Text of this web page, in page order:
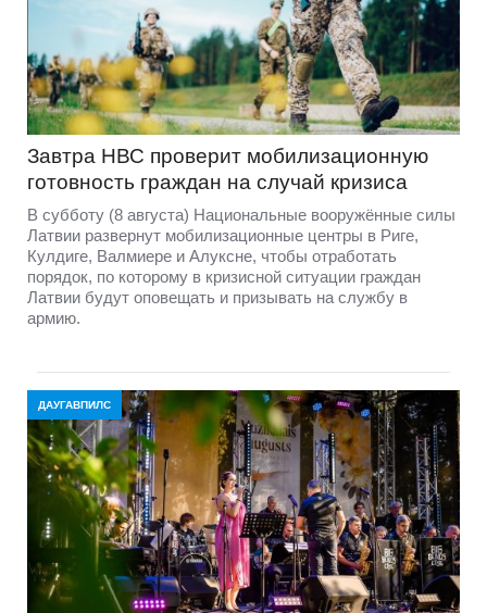
Завтра НВС проверит мобилизационную
готовность граждан на случай кризиса
В субботу (8 августа) Национальные вооружённые силы
Латвии развернут мобилизационные центры в Риге,
Кулдиге, Валмиере и Алуксне, чтобы отработать
порядок, по которому в кризисной ситуации граждан
Латвии будут оповещать и призывать на службу в
армию.
ДАУГАВПИЛС